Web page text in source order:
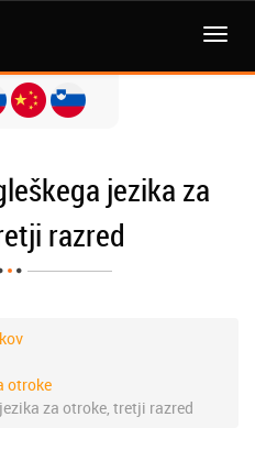
MENI
jezika za
razred
otroke
za otroke, tretji razred